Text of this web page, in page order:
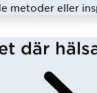
metoder eller
där